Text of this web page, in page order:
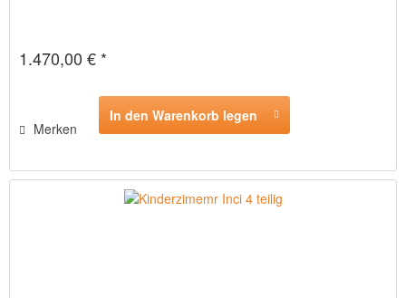
1.470,00 € *
Merken
In den Warenkorb legen